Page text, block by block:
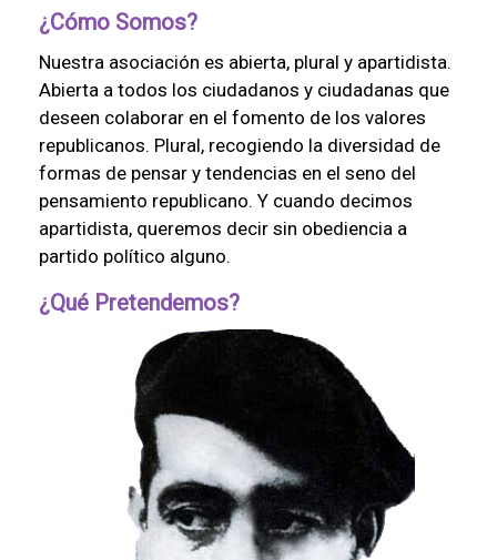
¿Cómo Somos?
Nuestra asociación es abierta, plural y apartidista.
Abierta a todos los ciudadanos y ciudadanas que
deseen colaborar en el fomento de los valores
republicanos. Plural, recogiendo la diversidad de
formas de pensar y tendencias en el seno del
pensamiento republicano. Y cuando decimos
apartidista, queremos decir sin obediencia a
partido político alguno.
¿Qué Pretendemos?